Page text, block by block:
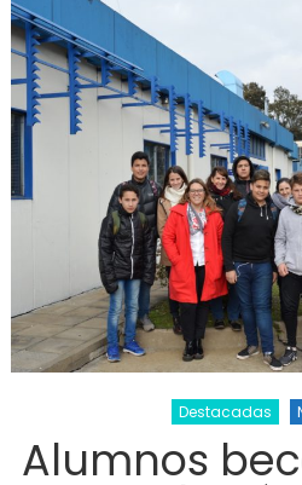
Destacadas
Alumnos